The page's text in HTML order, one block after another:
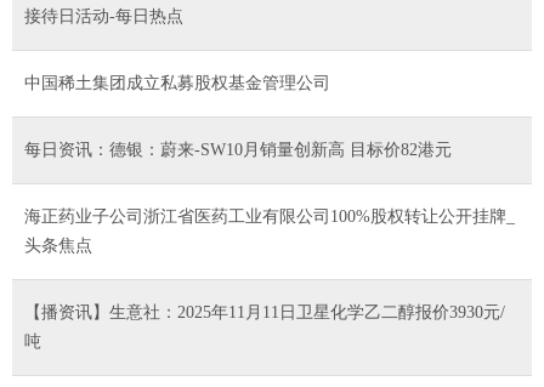
接待日活动-每日热点
中国稀土集团成立私募股权基金管理公司
每日资讯：德银：蔚来-SW10月销量创新高 目标价82港元
海正药业子公司浙江省医药工业有限公司100%股权转让公开挂牌_
头条焦点
【播资讯】生意社：2025年11月11日卫星化学乙二醇报价3930元/
吨